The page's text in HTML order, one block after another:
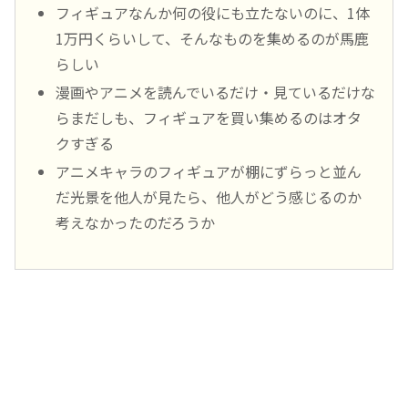
フィギュアなんか何の役にも立たないのに、1体
1万円くらいして、そんなものを集めるのが馬鹿
らしい
漫画やアニメを読んでいるだけ・見ているだけな
らまだしも、フィギュアを買い集めるのはオタ
クすぎる
アニメキャラのフィギュアが棚にずらっと並ん
だ光景を他人が見たら、他人がどう感じるのか
考えなかったのだろうか